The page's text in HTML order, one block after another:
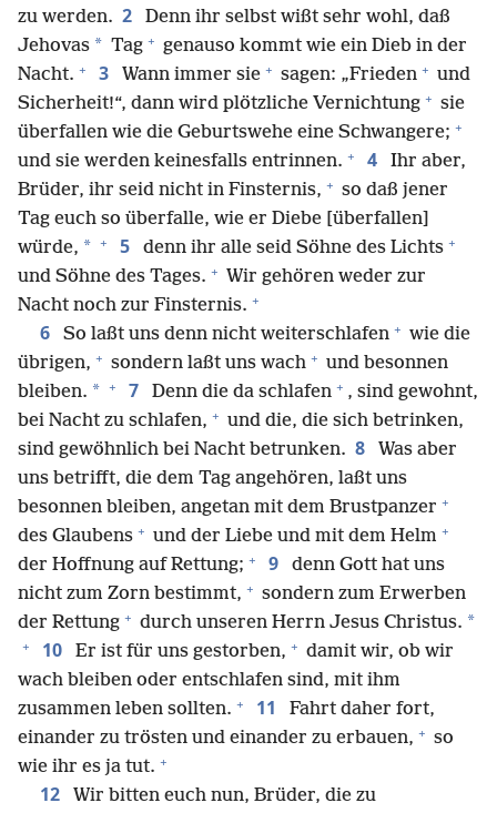
zu werden. 2
Denn ihr selbst wißt sehr wohl, daß
Jehovas * Tag + genauso kommt wie ein Dieb in der
Nacht. + 3 Wann immer sie + sagen: „Frieden + und
Sicherheit!“, dann wird plötzliche Vernichtung + sie
überfallen wie die Geburtswehe eine Schwangere; +
und sie werden keinesfalls entrinnen. + 4
Ihr aber,
Brüder, ihr seid nicht in Finsternis, + so daß jener
Tag euch so überfalle, wie er Diebe [überfallen]
würde, * + 5 denn ihr alle seid Söhne des Lichts +
und Söhne des Tages. + Wir gehören weder zur
Nacht noch zur Finsternis. +
6 So laßt uns denn nicht weiterschlafen + wie die
übrigen, + sondern laßt uns wach + und besonnen
bleiben. * + 7 Denn die da schlafen + , sind gewohnt,
bei Nacht zu schlafen, + und die, die sich betrinken,
sind gewöhnlich bei Nacht betrunken. 8
Was aber
uns betrifft, die dem Tag angehören, laßt uns
besonnen bleiben, angetan mit dem Brustpanzer +
des Glaubens + und der Liebe und mit dem Helm +
der Hoffnung auf Rettung; + 9
denn Gott hat uns
nicht zum Zorn bestimmt, + sondern zum Erwerben
der Rettung + durch unseren Herrn Jesus Christus. *
+ 10 Er ist für uns gestorben, + damit wir, ob wir
wach bleiben oder entschlafen sind, mit ihm
zusammen leben sollten. + 11
Fahrt daher fort,
einander zu trösten und einander zu erbauen, + so
wie ihr es ja tut. +
12
Wir bitten euch nun, Brüder, die zu